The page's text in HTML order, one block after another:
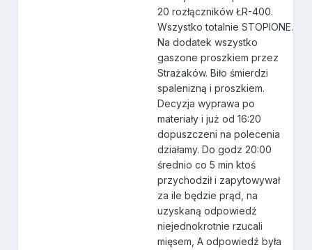
20 rozłączników ŁR-400.
Wszystko totalnie STOPIONE.
Na dodatek wszystko
gaszone proszkiem przez
Strażaków. Biło śmierdzi
spalenizną i proszkiem.
Decyzja wyprawa po
materiały i już od 16:20
dopuszczeni na polecenia
działamy. Do godz 20:00
średnio co 5 min ktoś
przychodził i zapytowywał
za ile będzie prąd, na
uzyskaną odpowiedź
niejednokrotnie rzucali
mięsem, A odpowiedź była